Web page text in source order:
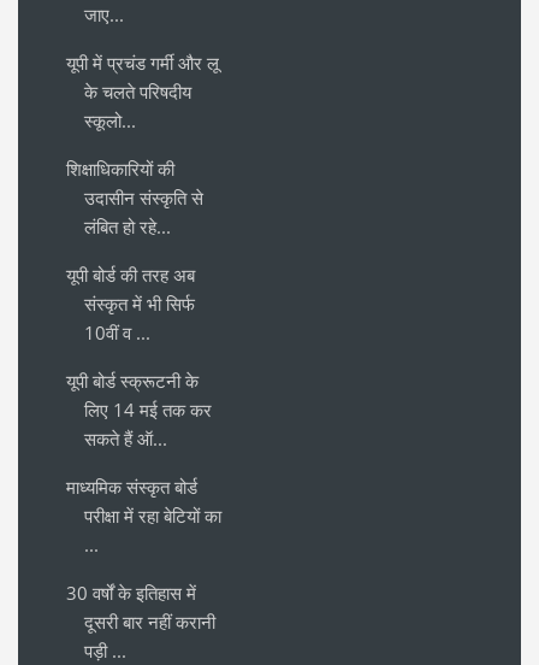
जाए...
यूपी में प्रचंड गर्मी और लू
के चलते परिषदीय
स्कूलो...
शिक्षाधिकारियों की
उदासीन संस्कृति से
लंबित हो रहे...
यूपी बोर्ड की तरह अब
संस्कृत में भी सिर्फ
10वीं व ...
यूपी बोर्ड स्क्रूटनी के
लिए 14 मई तक कर
सकते हैं ऑ...
माध्यमिक संस्कृत बोर्ड
परीक्षा में रहा बेटियों का
...
30 वर्षों के इतिहास में
दूसरी बार नहीं करानी
पड़ी ...